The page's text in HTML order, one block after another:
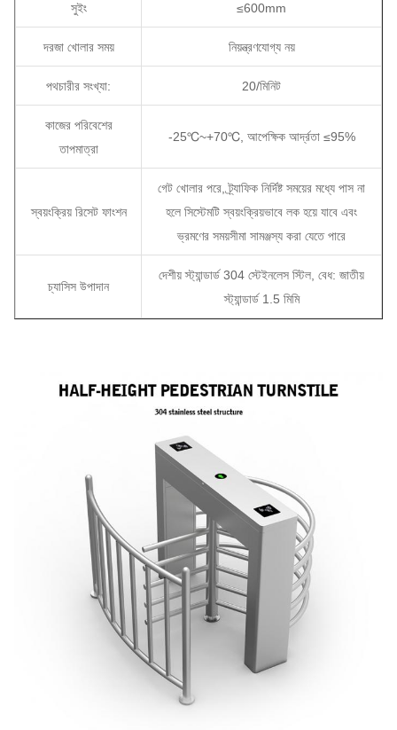
সুইং ≤600mm
দরজা খোলার সময় নিয়ন্ত্রণযোগ্য নয়
পথচারীর সংখ্যা: 20/মিনিট
কাজের পরিবেশের
তাপমাত্রা
-25℃~+70℃, আপেক্ষিক আর্দ্রতা ≤95%
স্বয়ংক্রিয় রিসেট ফাংশন
গেট খোলার পরে, ট্র্যাফিক নির্দিষ্ট সময়ের মধ্যে পাস না
হলে সিস্টেমটি স্বয়ংক্রিয়ভাবে লক হয়ে যাবে এবং
ভ্রমণের সময়সীমা সামঞ্জস্য করা যেতে পারে
চ্যাসিস উপাদান
দেশীয় স্ট্যান্ডার্ড 304 স্টেইনলেস স্টিল, বেধ: জাতীয়
স্ট্যান্ডার্ড 1.5 মিমি